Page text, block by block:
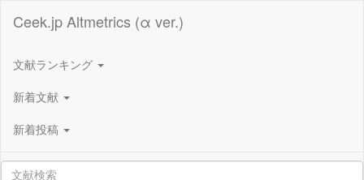
Ceek.jp Altmetrics (α ver.)
文献ランキング
新着文献
新着投稿